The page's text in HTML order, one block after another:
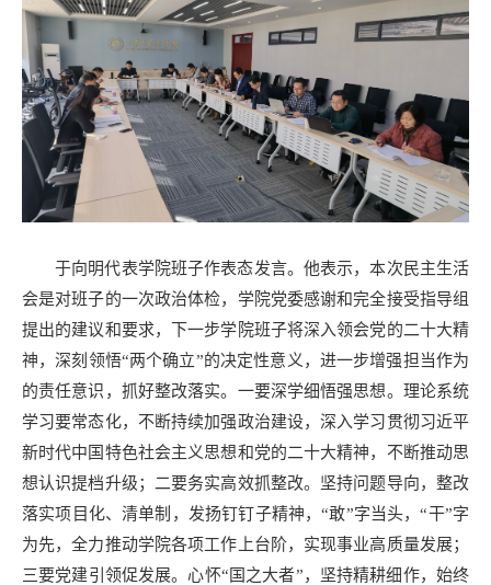
于向明代表学院班子作表态发言。他表示，本次民主生活
会是对班子的一次政治体检，学院党委感谢和完全接受指导组
提出的建议和要求，下一步学院班子将深入领会党的二十大精
神，深刻领悟“两个确立”的决定性意义，进一步增强担当作为
的责任意识，抓好整改落实。一要深学细悟强思想。理论系统
学习要常态化，不断持续加强政治建设，深入学习贯彻习近平
新时代中国特色社会主义思想和党的二十大精神，不断推动思
想认识提档升级；二要务实高效抓整改。坚持问题导向，整改
落实项目化、清单制，发扬钉钉子精神，“敢”字当头，“干”字
为先，全力推动学院各项工作上台阶，实现事业高质量发展；
三要党建引领促发展。心怀“国之大者”，坚持精耕细作，始终